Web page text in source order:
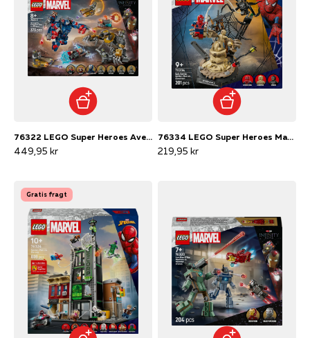
76322 LEGO Super Heroes Avengers: Endgame Thor mod chitauri
449,95 kr
76334 LEGO Super Heroes Marvel Episk kamp: Spider-Man mod Sandman
219,95 kr
Gratis fragt